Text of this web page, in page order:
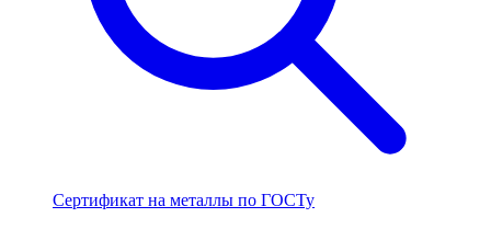
Сертификат на металлы по ГОСТу